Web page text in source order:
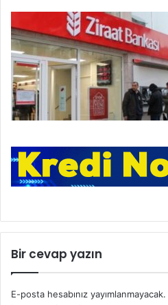
Bir cevap yazın
E-posta hesabınız yayımlanmayacak.